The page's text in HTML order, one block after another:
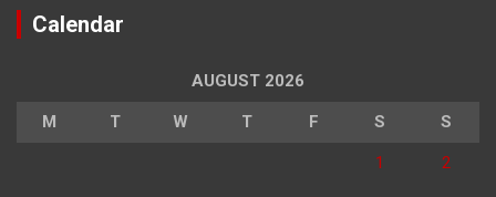
Calendar
AUGUST 2026
M T W T F S S
1 2